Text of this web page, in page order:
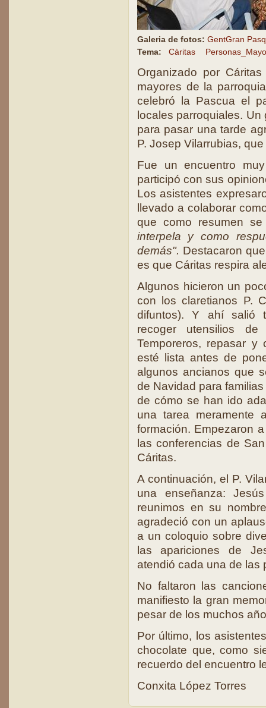
Galeria de fotos: GentGran
Tema:
Càritas
Organizado por
mayores de la
celebró la Pascua el
locales parroquiales.
para pasar una tarde
P. Josep Vilarrubias,
Fue un encuentro
participó con sus
Los asistentes
llevado a colaborar
que como resumen
interpela y como
demás". Destacaron
es que Cáritas respira
Algunos hicieron un
con los claretianos P.
difuntos). Y ahí salió
recoger utensilios
Temporeros, repasar
esté lista antes de
algunos ancianos que
de Navidad para
de cómo se han ido
una tarea meramente
formación. Empezaron
las conferencias de
Cáritas.
A continuación, el P.
una enseñanza:
reunimos en su
agradeció con un
a un coloquio sobre
las apariciones de
atendió cada una de las
No faltaron las
manifiesto la gran
pesar de los muchos
Por último, los
chocolate que, como
recuerdo del encuentro
Conxita López Torres